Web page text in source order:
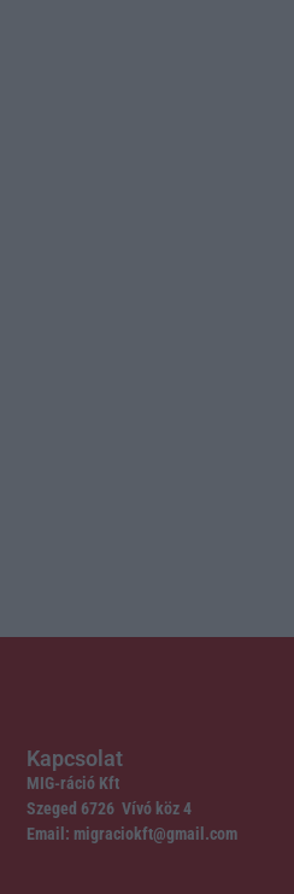
Kapcsolat
MIG-ráció Kft
Szeged 6726 Vívó köz 4
Email: migraciokft@gmail.com